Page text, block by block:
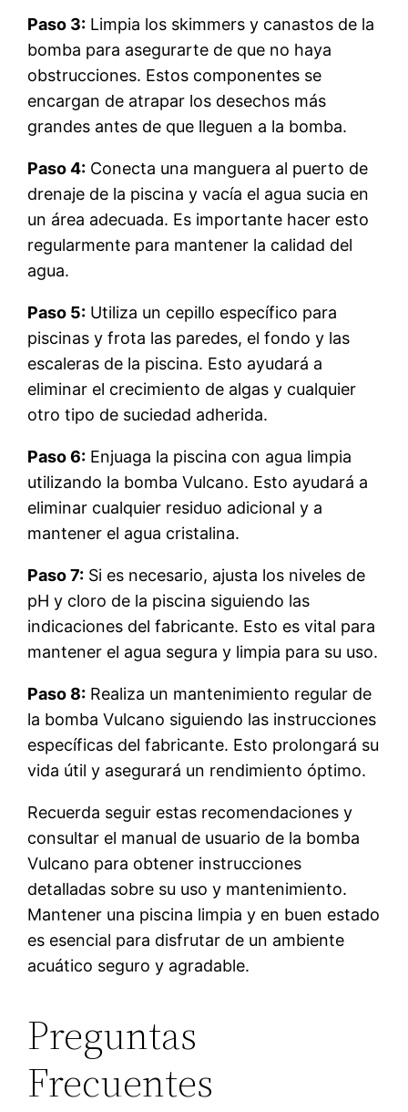
Paso 3: Limpia los skimmers y canastos de la
bomba para asegurarte de que no haya
obstrucciones. Estos componentes se
encargan de atrapar los desechos más
grandes antes de que lleguen a la bomba.
Paso 4: Conecta una manguera al puerto de
drenaje de la piscina y vacía el agua sucia en
un área adecuada. Es importante hacer esto
regularmente para mantener la calidad del
agua.
Paso 5: Utiliza un cepillo específico para
piscinas y frota las paredes, el fondo y las
escaleras de la piscina. Esto ayudará a
eliminar el crecimiento de algas y cualquier
otro tipo de suciedad adherida.
Paso 6: Enjuaga la piscina con agua limpia
utilizando la bomba Vulcano. Esto ayudará a
eliminar cualquier residuo adicional y a
mantener el agua cristalina.
Paso 7: Si es necesario, ajusta los niveles de
pH y cloro de la piscina siguiendo las
indicaciones del fabricante. Esto es vital para
mantener el agua segura y limpia para su uso.
Paso 8: Realiza un mantenimiento regular de
la bomba Vulcano siguiendo las instrucciones
específicas del fabricante. Esto prolongará su
vida útil y asegurará un rendimiento óptimo.
Recuerda seguir estas recomendaciones y
consultar el manual de usuario de la bomba
Vulcano para obtener instrucciones
detalladas sobre su uso y mantenimiento.
Mantener una piscina limpia y en buen estado
es esencial para disfrutar de un ambiente
acuático seguro y agradable.
Preguntas
Frecuentes